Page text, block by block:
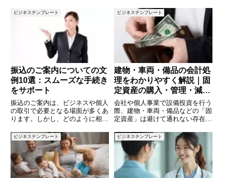
のか？」を理解することは重要で
す。また、会社全体の仕組みを知
ることで、自分の仕事がどのよう
に組織に貢献しているのかを把握
共有、クライアントへの報告メー
ルなど、形はさまざまですが、共
通して重要なのは「正確さ」と
「わかりやすさ」です。成果を効
ビジネステンプレート
振込のご案内についての文
例10選：スムーズな手続き
をサポート
振込のご案内は、ビジネスや個人
の取引で必要となる場面が多くあ
ります。しかし、どのように相手
ります。この記事では、振込のご
案内に使える文例を10個ご紹介
します。相手にわかりやすく、ス
ムーズに振込を行ってもらうため
ビジネステンプレート
建物・車両・備品の会計処
理をわかりやすく解説｜固
定資産の購入・管理・減価
償却の基本
会社や個人事業で設備投資を行う
際、建物・車両・備品などの「固
定資産」は避けて通れない存在で
ぐに費用化されるのではなく、減
価償却によって複数年に分けて費
用計上されます。本記事では、固
定資産の購入から仕訳処理、減価
ビジネステンプレート ビジネステンプレート